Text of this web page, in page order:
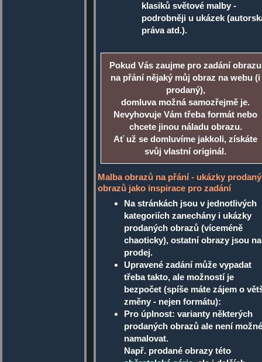
klasiků světové malby -
podrobněji u ukázek
práva atd.).
Pokud Vás zaujme pro zadání obrazu
na přání nějaký můj obraz na webu (i
prodaný),
domluva možná samozřejmě je.
Nevyhovuje Vám třeba formát nebo
chcete jinou náladu obrazu.
Ať už se domluvíme jakkoli, získáte
svůj vlastní originál.
Malba obrazů na přání - ukázky
obrazů jako inspirace pro zadání
Na stránkách jsou v jednotlivých
kategoriích zanechány i ukázky
prodaných obrazů (víceméně
chaoticky), ostatní obrazy jsou na
prodej.
Upravené zadání může vypadat
třeba takto, ale možností je
bezpočet (spíše máte zájem o
změny - nejen formátu):
Pro úplnost: varianty některých
prodaných obrazů ale není možné
namalovat.
Např. prodané obrazy této